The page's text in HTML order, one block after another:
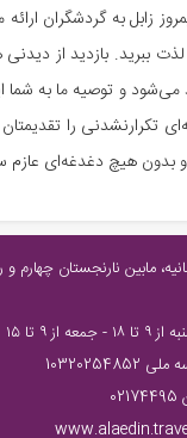
زابل به گردشگران
لذت ببرید. بازدید از
و توصیه ما به شما
تکرارنشدنی را
و بدون هیچ دغدغه‌ای
10320254852